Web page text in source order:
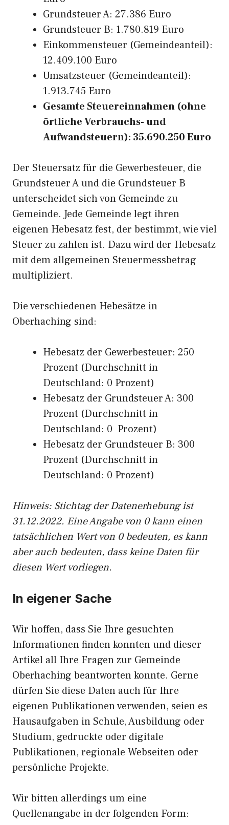
Grundsteuer A: 27.386 Euro
Grundsteuer B: 1.780.819 Euro
Einkommensteuer (Gemeindeanteil):
12.409.100 Euro
Umsatzsteuer (Gemeindeanteil):
1.913.745 Euro
Gesamte Steuereinnahmen (ohne
örtliche Verbrauchs- und
Aufwandsteuern): 35.690.250 Euro
Der Steuersatz für die Gewerbesteuer, die
Grundsteuer A und die Grundsteuer B
unterscheidet sich von Gemeinde zu
Gemeinde. Jede Gemeinde legt ihren
eigenen Hebesatz fest, der bestimmt, wie viel
Steuer zu zahlen ist. Dazu wird der Hebesatz
mit dem allgemeinen Steuermessbetrag
multipliziert.
Die verschiedenen Hebesätze in
Oberhaching sind:
Hebesatz der Gewerbesteuer: 250
Prozent (Durchschnitt in
Deutschland: 0 Prozent)
Hebesatz der Grundsteuer A: 300
Prozent (Durchschnitt in
Deutschland: 0 Prozent)
Hebesatz der Grundsteuer B: 300
Prozent (Durchschnitt in
Deutschland: 0 Prozent)
Hinweis: Stichtag der Datenerhebung ist
31.12.2022. Eine Angabe von 0 kann einen
tatsächlichen Wert von 0 bedeuten, es kann
aber auch bedeuten, dass keine Daten für
diesen Wert vorliegen.
In eigener Sache
Wir hoffen, dass Sie Ihre gesuchten
Informationen finden konnten und dieser
Artikel all Ihre Fragen zur Gemeinde
Oberhaching beantworten konnte. Gerne
dürfen Sie diese Daten auch für Ihre
eigenen Publikationen verwenden, seien es
Hausaufgaben in Schule, Ausbildung oder
Studium, gedruckte oder digitale
Publikationen, regionale Webseiten oder
persönliche Projekte.
Wir bitten allerdings um eine
Quellenangabe in der folgenden Form: